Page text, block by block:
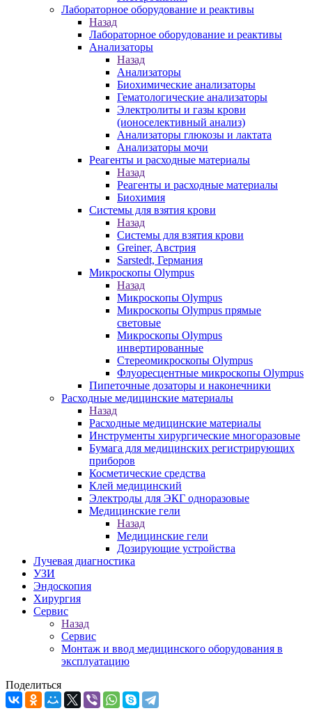
Лабораторное оборудование и реактивы
Назад
Лабораторное оборудование и реактивы
Анализаторы
Назад
Анализаторы
Биохимические анализаторы
Гематологические анализаторы
Электролиты и газы крови
(ионоселективный анализ)
Анализаторы глюкозы и лактата
Анализаторы мочи
Реагенты и расходные материалы
Назад
Реагенты и расходные материалы
Биохимия
Системы для взятия крови
Назад
Системы для взятия крови
Greiner, Австрия
Sarstedt, Германия
Микроскопы Olympus
Назад
Микроскопы Olympus
Микроскопы Olympus прямые
световые
Микроскопы Olympus
инвертированные
Стереомикроскопы Olympus
Флуоресцентные микроскопы Olympus
Пипеточные дозаторы и наконечники
Расходные медицинские материалы
Назад
Расходные медицинские материалы
Инструменты хирургические многоразовые
Бумага для медицинских регистрирующих
приборов
Косметические средства
Клей медицинский
Электроды для ЭКГ одноразовые
Медицинские гели
Назад
Медицинские гели
Дозирующие устройства
Лучевая диагностика
УЗИ
Эндоскопия
Хирургия
Сервис
Назад
Сервис
Монтаж и ввод медицинского оборудования в
эксплуатацию
Поделиться